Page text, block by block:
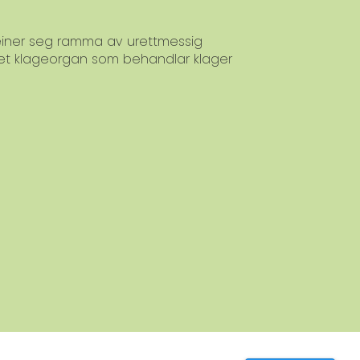
seg ramma av urettmessig
klageorgan som behandlar klager